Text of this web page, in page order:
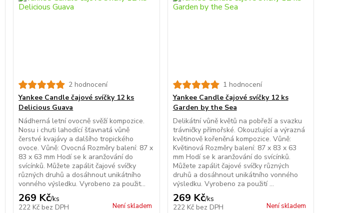
2 hodnocení
Yankee Candle čajové svíčky 12 ks
Delicious Guava
Nádherná letní ovocně svěží kompozice.
Nosu i chuti lahodící šťavnatá vůně
čerstvé kvajávy a dalšího tropického
ovoce. Vůně: Ovocná Rozměry balení: 87 x
83 x 63 mm Hodí se k aranžování do
svícínků. Můžete zapálit čajové svíčky
různých druhů a dosáhnout unikátního
vonného výsledku. Vyrobeno za použit...
269 Kč/ks
222 Kč bez DPH Není skladem
1 hodnocení
Yankee Candle čajové svíčky 12 ks
Garden by the Sea
Delikátní vůně květů na pobřeží a svazku
trávničky přímořské. Okouzlující a výrazná
květinově kořeněná kompozice. Vůně:
Květinová Rozměry balení: 87 x 83 x 63
mm Hodí se k aranžování do svícínků.
Můžete zapálit čajové svíčky různých
druhů a dosáhnout unikátního vonného
výsledku. Vyrobeno za použití ...
269 Kč/ks
222 Kč bez DPH Není skladem